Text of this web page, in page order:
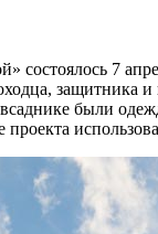
состоялось 7
были